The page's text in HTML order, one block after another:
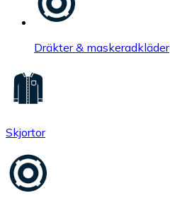
Dräkter & maskeradkläder
Skjortor